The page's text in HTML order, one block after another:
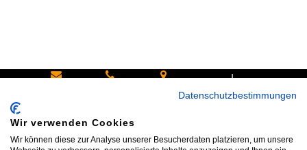
info@bike
shop24.n
an:
Tel.+49
85540
|
Datenschutzbestimmungen
Wir verwenden Cookies
Wir können diese zur Analyse unserer Besucherdaten platzieren, um unsere